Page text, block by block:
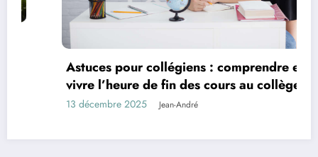
Astuces pour collégiens : comprendre et bien
vivre l’heure de fin des cours au collège
13 décembre 2025 Jean-André